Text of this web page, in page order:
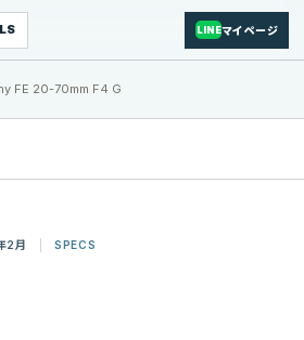
LINEマイページ
FE 20-70mm F4 G
2月 SPECS